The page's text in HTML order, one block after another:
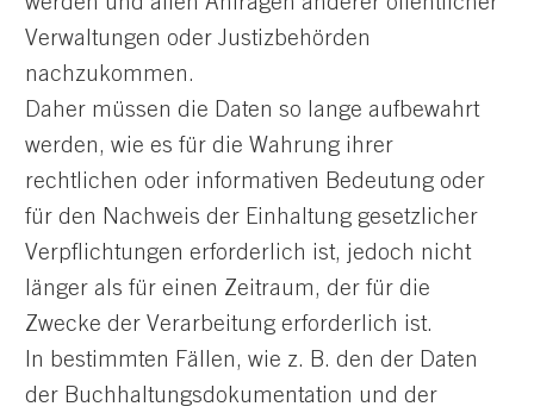
Verwaltungen oder Justizbehörden
nachzukommen.
Daher müssen die Daten so lange aufbewahrt
werden, wie es für die Wahrung ihrer
rechtlichen oder informativen Bedeutung oder
für den Nachweis der Einhaltung gesetzlicher
Verpflichtungen erforderlich ist, jedoch nicht
länger als für einen Zeitraum, der für die
Zwecke der Verarbeitung erforderlich ist.
In bestimmten Fällen, wie z. B. den der Daten
der Buchhaltungsdokumentation und der